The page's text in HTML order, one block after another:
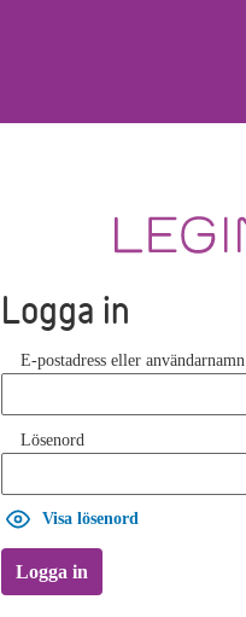
Logga in
E-postadress eller användarnamn
Lösenord
Visa lösenord
Logga in